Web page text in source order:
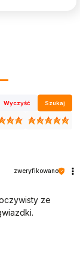
Wyczyść Szukaj
zweryfikowano
ze